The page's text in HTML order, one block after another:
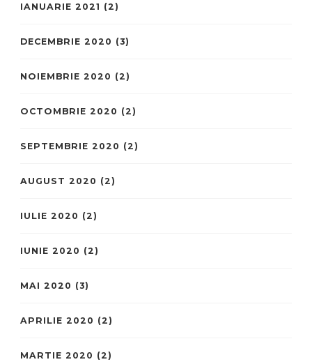
IANUARIE 2021 (2)
DECEMBRIE 2020 (3)
NOIEMBRIE 2020 (2)
OCTOMBRIE 2020 (2)
SEPTEMBRIE 2020 (2)
AUGUST 2020 (2)
IULIE 2020 (2)
IUNIE 2020 (2)
MAI 2020 (3)
APRILIE 2020 (2)
MARTIE 2020 (2)